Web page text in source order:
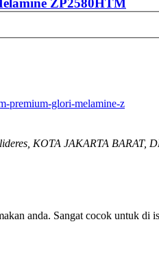
ZP2580HTM
premium-glori-melamine-z
KOTA JAKARTA BARAT,
anda. Sangat cocok untuk di